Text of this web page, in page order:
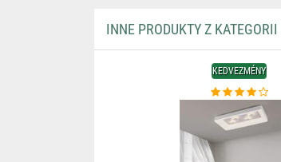
INNE PRODUKTY Z
KEDVEZMÉNY